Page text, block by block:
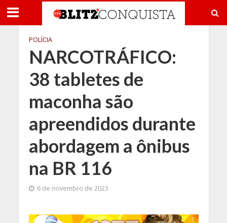
POLÍCIA
NARCOTRÁFICO:
38 tabletes de
maconha são
apreendidos durante
abordagem a ônibus
na BR 116
6 de novembro de 2023